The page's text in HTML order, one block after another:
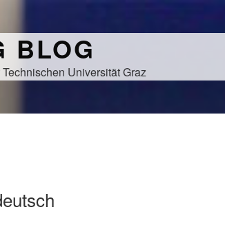
BLOG
Universität Graz